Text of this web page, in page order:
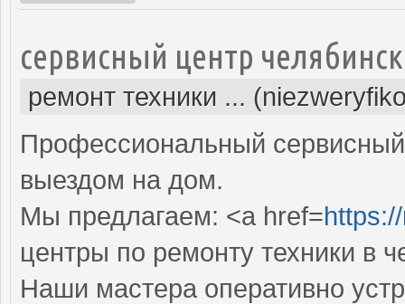
сервисный центр
ремонт техники ...
Профессиональный
выездом на дом.
Мы предлагаем: <a href=
центры по ремонту техники в
Наши мастера оперативно